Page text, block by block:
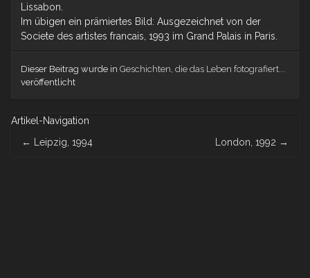
Lissabon.
Im übigen ein prämiertes Bild: Ausgezeichnet von der
Societe des artistes francais, 1993 im Grand Palais in Paris.
Dieser Beitrag wurde in Geschichten, die das Leben fotografiert...
veröffentlicht
Artikel-Navigation
←
Leipzig, 1994 London, 1992 →